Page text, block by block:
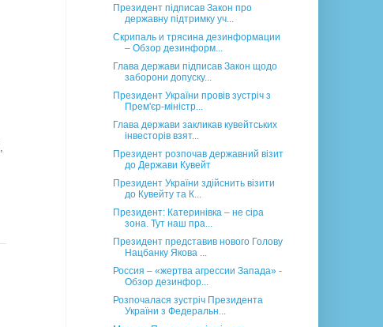
Президент підписав Закон про
державну підтримку уч...
Скрипаль и трясина дезинформации
– Обзор дезинформ...
Глава держави підписав Закон щодо
заборони допуску...
Президент України провів зустріч з
Прем'єр-міністр...
Глава держави закликав кувейтських
інвесторів взят...
Президент розпочав державний візит
до Держави Кувейт
Президент України здійснить візити
до Кувейту та К...
Президент: Катеринівка – не сіра
зона. Тут наш пра...
Президент представив нового Голову
Нацбанку Якова ...
Россия – «жертва агрессии Запада» -
Обзор дезинфор...
Розпочалася зустріч Президента
України з Федеральн...